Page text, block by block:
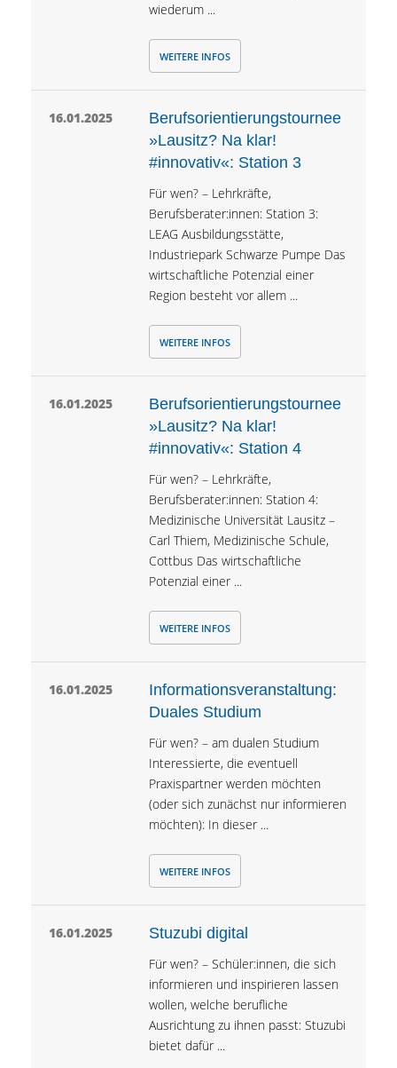
wiederum ...
WEITERE INFOS
16.01.2025
Berufsorientierungstournee
»Lausitz? Na klar!
#innovativ«: Station 3
Für wen? – Lehrkräfte,
Berufsberater:innen: Station 3:
LEAG Ausbildungsstätte,
Industriepark Schwarze Pumpe Das
wirtschaftliche Potenzial einer
Region besteht vor allem ...
WEITERE INFOS
16.01.2025
Berufsorientierungstournee
»Lausitz? Na klar!
#innovativ«: Station 4
Für wen? – Lehrkräfte,
Berufsberater:innen: Station 4:
Medizinische Universität Lausitz –
Carl Thiem, Medizinische Schule,
Cottbus Das wirtschaftliche
Potenzial einer ...
WEITERE INFOS
16.01.2025
Informationsveranstaltung:
Duales Studium
Für wen? – am dualen Studium
Interessierte, die eventuell
Praxispartner werden möchten
(oder sich zunächst nur informieren
möchten): In dieser ...
WEITERE INFOS
16.01.2025 Stuzubi digital
Für wen? – Schüler:innen, die sich
informieren und inspirieren lassen
wollen, welche berufliche
Ausrichtung zu ihnen passt: Stuzubi
bietet dafür ...